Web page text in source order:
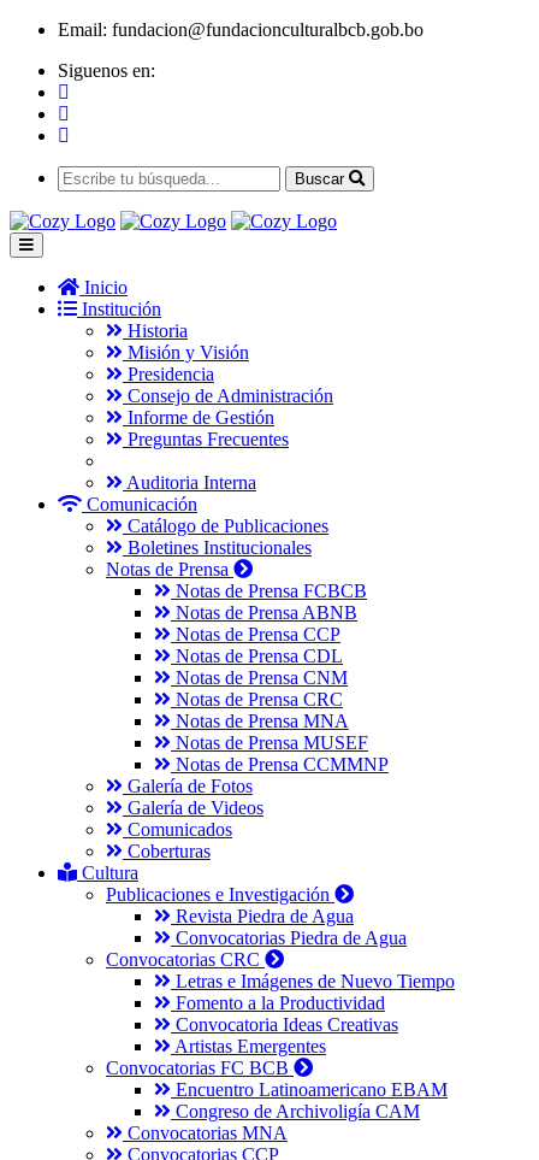
Email: fundacion@fundacionculturalbcb.gob.bo
Siguenos en:
Buscar
Inicio
Institución
Historia
Misión y Visión
Presidencia
Consejo de Administración
Informe de Gestión
Preguntas Frecuentes
Auditoria Interna
Comunicación
Catálogo de Publicaciones
Boletines Institucionales
Notas de Prensa
Notas de Prensa FCBCB
Notas de Prensa ABNB
Notas de Prensa CCP
Notas de Prensa CDL
Notas de Prensa CNM
Notas de Prensa CRC
Notas de Prensa MNA
Notas de Prensa MUSEF
Notas de Prensa CCMMNP
Galería de Fotos
Galería de Videos
Comunicados
Coberturas
Cultura
Publicaciones e Investigación
Revista Piedra de Agua
Convocatorias Piedra de Agua
Convocatorias CRC
Letras e Imágenes de Nuevo Tiempo
Fomento a la Productividad
Convocatoria Ideas Creativas
Artistas Emergentes
Convocatorias FC BCB
Encuentro Latinoamericano EBAM
Congreso de Archivoligía CAM
Convocatorias MNA
Convocatorias CCP